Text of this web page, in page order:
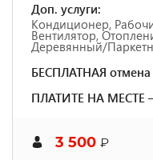
Доп. услуги:
Кондиционер,
Вентилятор,
Деревянный/
БЕСПЛАТНАЯ
ПЛАТИТЕ НА МЕСТЕ —
3 500 ₽